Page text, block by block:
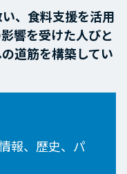
、食料支援を活用
響を受けた人びと
道筋を構築してい
報、歴史、パ